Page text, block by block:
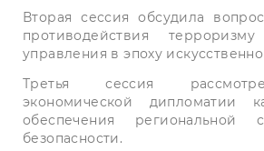
Вторая сессия обсудила
противодействия
управления в эпоху
Третья сессия
экономической дипломатии
обеспечения региональной
безопасности.